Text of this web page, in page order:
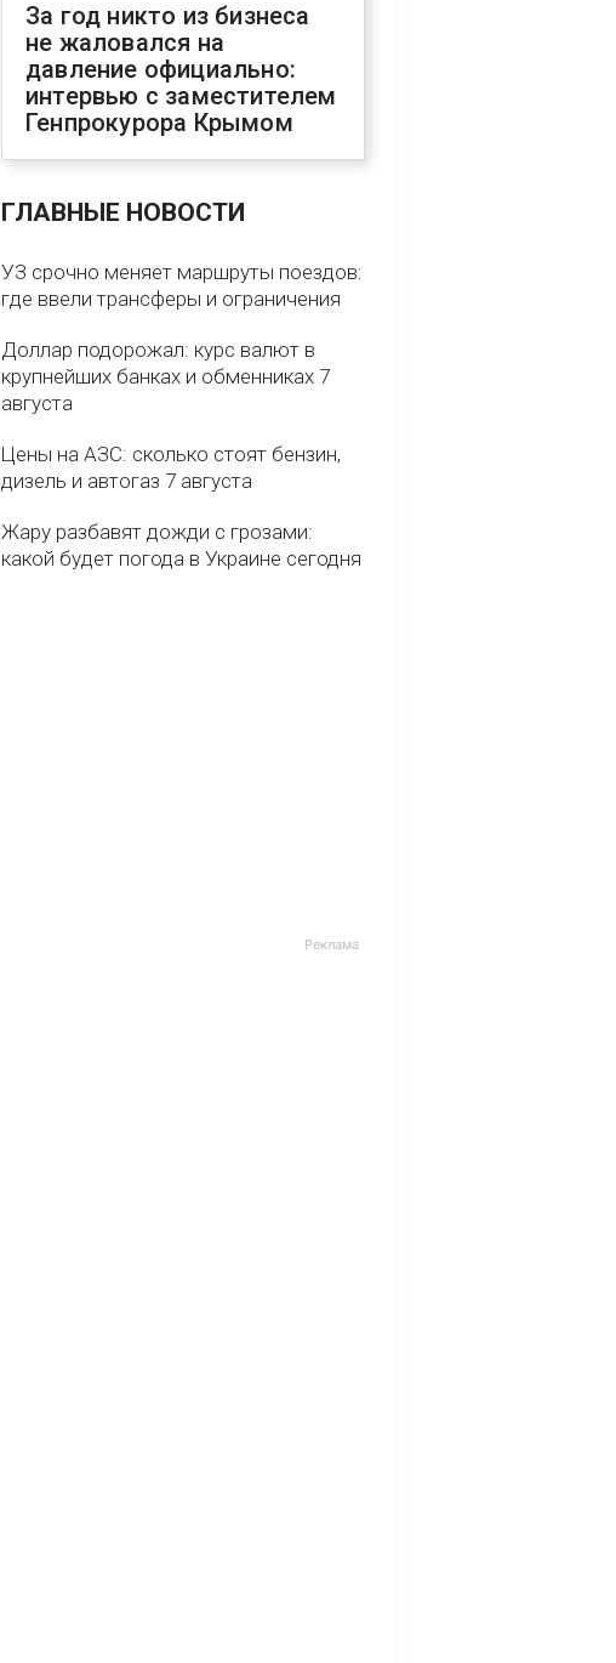
За год никто из бизнеса
не жаловался на
давление официально:
интервью с заместителем
Генпрокурора Крымом
ГЛАВНЫЕ НОВОСТИ
УЗ срочно меняет маршруты поездов:
где ввели трансферы и ограничения
Доллар подорожал: курс валют в
крупнейших банках и обменниках 7
августа
Цены на АЗС: сколько стоят бензин,
дизель и автогаз 7 августа
Жару разбавят дожди с грозами:
какой будет погода в Украине сегодня